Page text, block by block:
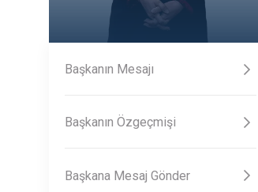
Başkanın Mesajı
Başkanın Özgeçmişi
Başkana Mesaj Gönder